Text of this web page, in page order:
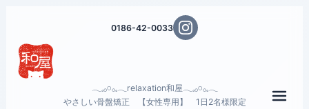
0186-42-0033
𓂃𓈒𓂂𓏸𓂂𓈒𓂃relaxation和屋𓂃𓈒𓂂𓏸𓂂𓈒𓂃
やさしい骨盤矯正 【女性専用】 1日2名様限定